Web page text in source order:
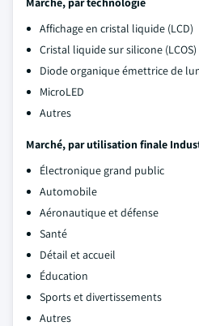
Affichage en cristal liquide (LCD)
Cristal liquide sur silicone (LCOS)
Diode organique émettrice de
MicroLED
Autres
Marché, par utilisation finale
Électronique grand public
Automobile
Aéronautique et défense
Santé
Détail et accueil
Éducation
Sports et divertissements
Autres